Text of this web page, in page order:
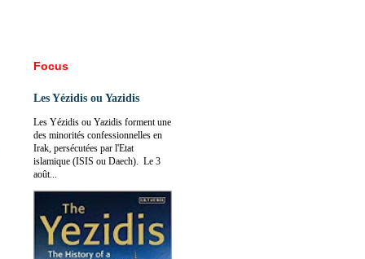
Focus
Les Yézidis ou Yazidis
Les Yézidis ou Yazidis forment une
des minorités confessionnelles en
Irak, persécutées par l'Etat
islamique (ISIS ou Daech). Le 3
août...